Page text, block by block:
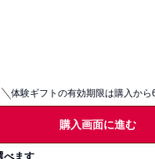
体験ギフトの有効期限は購入から
購入画面に進む
べます